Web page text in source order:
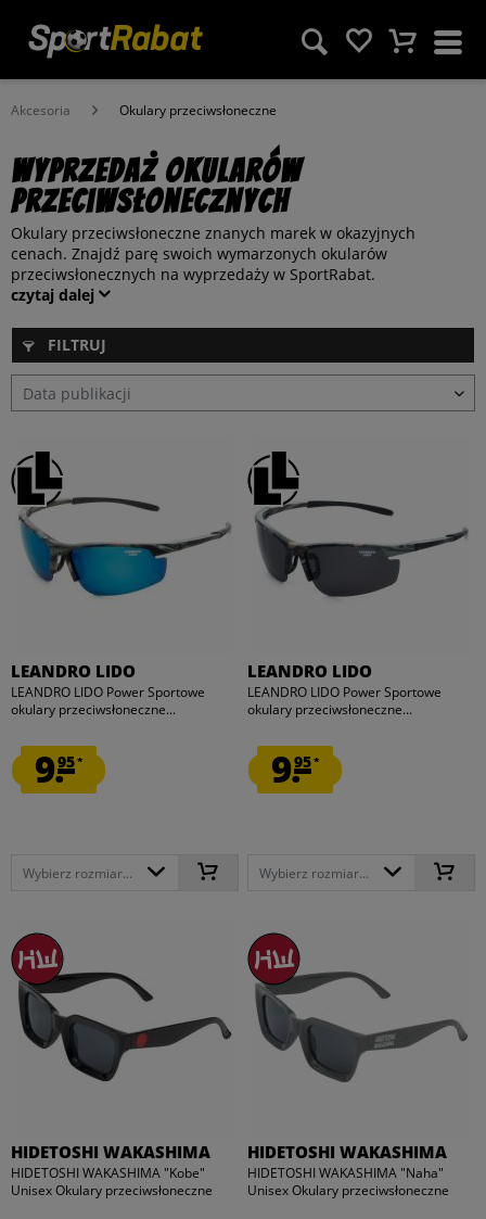
Akcesoria Okulary przeciwsłoneczne
Wyprzedaż okularów
przeciwsłonecznych
Okulary przeciwsłoneczne znanych marek w okazyjnych
cenach. Znajdź parę swoich wymarzonych okularów
przeciwsłonecznych na wyprzedaży w SportRabat.
czytaj dalej
FILTRUJ
LEANDRO LIDO
LEANDRO LIDO Power Sportowe
okulary przeciwsłoneczne...
9.95*
Wybierz rozmiar...
LEANDRO LIDO
LEANDRO LIDO Power Sportowe
okulary przeciwsłoneczne...
9.95*
Wybierz rozmiar...
HIDETOSHI WAKASHIMA
HIDETOSHI WAKASHIMA "Kobe"
Unisex Okulary przeciwsłoneczne
HIDETOSHI WAKASHIMA
HIDETOSHI WAKASHIMA "Naha"
Unisex Okulary przeciwsłoneczne